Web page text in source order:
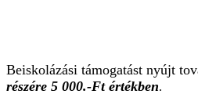
Beiskolázási támogatást nyújt
részére 5 000.-Ft értékben.